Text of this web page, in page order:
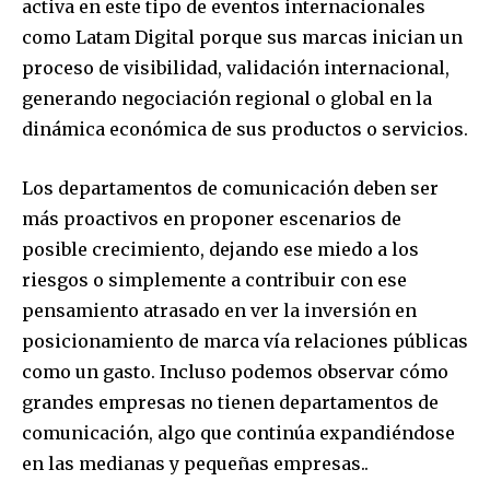
activa en este tipo de eventos internacionales
como Latam Digital porque sus marcas inician un
proceso de visibilidad, validación internacional,
generando negociación regional o global en la
dinámica económica de sus productos o servicios.
Los departamentos de comunicación deben ser
más proactivos en proponer escenarios de
posible crecimiento, dejando ese miedo a los
riesgos o simplemente a contribuir con ese
pensamiento atrasado en ver la inversión en
posicionamiento de marca vía relaciones públicas
como un gasto. Incluso podemos observar cómo
grandes empresas no tienen departamentos de
comunicación, algo que continúa expandiéndose
en las medianas y pequeñas empresas..